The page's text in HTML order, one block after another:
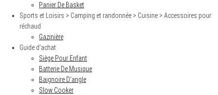
Panier De Basket
Sports et Loisirs > Camping et randonnée > Cuisine > Accessoires pour
réchaud
Gazinière
Guide d'achat
Siège Pour Enfant
Batterie De Musique
Baignoire D'angle
Slow Cooker